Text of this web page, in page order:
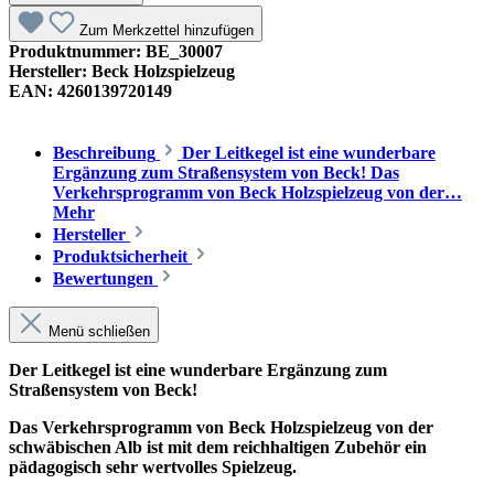
Zum Merkzettel hinzufügen
Produktnummer: BE_30007
Hersteller: Beck Holzspielzeug
EAN: 4260139720149
Beschreibung
Der Leitkegel ist eine wunderbare
Ergänzung zum Straßensystem von Beck! Das
Verkehrsprogramm von Beck Holzspielzeug von der…
Mehr
Hersteller
Produktsicherheit
Bewertungen
Menü schließen
Der Leitkegel ist eine wunderbare Ergänzung zum
Straßensystem von Beck!
Das Verkehrsprogramm von Beck Holzspielzeug von der
schwäbischen Alb ist mit dem reichhaltigen Zubehör ein
pädagogisch sehr wertvolles Spielzeug.